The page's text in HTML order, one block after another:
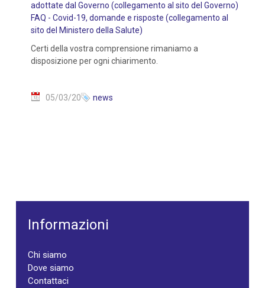
adottate dal Governo (collegamento al sito del Governo)
FAQ - Covid-19, domande e risposte (collegamento al
sito del Ministero della Salute)
Certi della vostra comprensione rimaniamo a
disposizione per ogni chiarimento.
05/03/20 news
Informazioni
Chi siamo
Dove siamo
Contattaci